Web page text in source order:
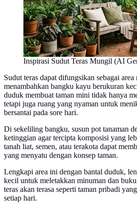
Inspirasi Sudut Teras Mungil (AI
Sudut teras dapat difungsikan sebagai area
menambahkan bangku kayu berukuran
duduk membuat taman mini tidak hanya
tetapi juga ruang yang nyaman untuk
bersantai pada sore hari.
Di sekeliling bangku, susun pot tanaman
ketinggian agar tercipta komposisi yang
tanah liat, semen, atau terakota dapat
yang menyatu dengan konsep taman.
Lengkapi area ini dengan bantal duduk,
kecil untuk meletakkan minuman dan
teras akan terasa seperti taman pribadi
setiap hari.